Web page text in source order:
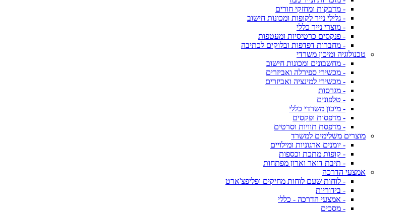
- מדבקות ומחזקי חורים
- גלילי נייר לקופות ומכונות חישוב
- מוצרי נייר כללי
- פנקסים כרטיסיות ומעטפות
- מחברות דפדפות ובלוקים לכתיבה
טכנולוגיה ומיכון משרדי
- מחשבונים ומכונות חישוב
- מכשירי ספירלה ואביזרים
- מכשירי למינציה ואביזרים
- מגרסות
- טלפונים
- מיכון משרדי כללי
- מדפסות ופקסים
- מדפסת תוויות וסרטים
מוצרים משלימים למשרד
- יומנים ארגוניות ומילויים
- קופות מתכת וכספות
- תיבת דואר וארון מפתחות
אמצעי הדרכה
- לוחות שעם לוחות מחיקים ופליפצ'ארט
- בידוריות
- אמצעי הדרכה - כללי
- מסכים